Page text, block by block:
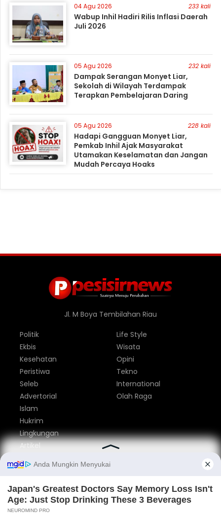
04 Agu 2026 233 kali
Wabup Inhil Hadiri Rilis Inflasi Daerah
Juli 2026
05 Agu 2026 232 kali
Dampak Serangan Monyet Liar,
Sekolah di Wilayah Terdampak
Terapkan Pembelajaran Daring
05 Agu 2026 228 kali
Hadapi Gangguan Monyet Liar,
Pemkab Inhil Ajak Masyarakat
Utamakan Keselamatan dan Jangan
Mudah Percaya Hoaks
Jl. M Boya Tembilahan Riau
Politik
Ekbis
Kesehatan
Peristiwa
Seleb
Advertorial
Life Style
Wisata
Opini
Tekno
International
Olah Raga
Islam
Hukrim
Lingkungan
Artikel
Parlemen
Nasional
Tentang Kami Redaksi
Pedoman Media Siber